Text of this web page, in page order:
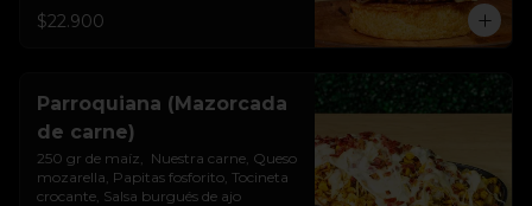
$22.900
Parroquiana (Mazorcada
de carne)
250 gr de maíz,  Nuestra carne, Queso
mozarella, Papitas fosforito, Tocineta
crocante, Salsa burgués de ajo